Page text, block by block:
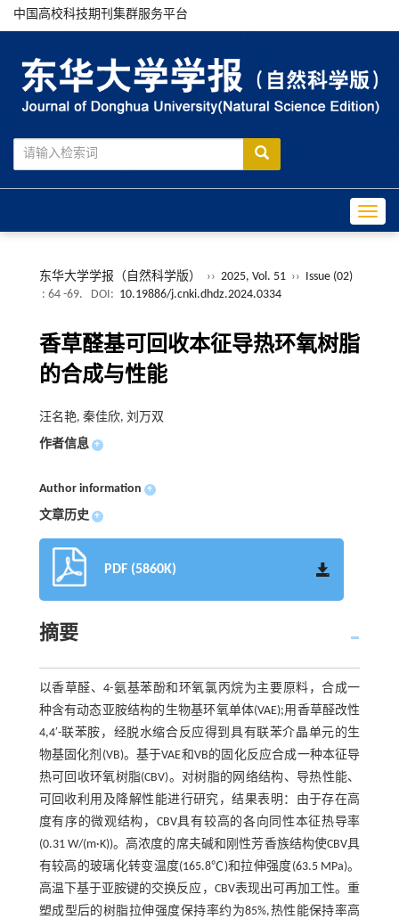
中国高校科技期刊集群服务平台
东华大学学报（自然科学版） ›› 2025, Vol. 51 ›› Issue (02)
: 64 -69.
DOI: 10.19886/j.cnki.dhdz.2024.0334
香草醛基可回收本征导热环氧树脂
的合成与性能
汪名艳, 秦佳欣, 刘万双
作者信息 +
Author information +
文章历史 +
PDF (5860K)
摘要
以香草醛、4-氨基苯酚和环氧氯丙烷为主要原料，合成一
种含有动态亚胺结构的生物基环氧单体(VAE);用香草醛改性
4,4′-联苯胺，经脱水缩合反应得到具有联苯介晶单元的生
物基固化剂(VB)。基于VAE和VB的固化反应合成一种本征导
热可回收环氧树脂(CBV)。对树脂的网络结构、导热性能、
可回收利用及降解性能进行研究，结果表明：由于存在高
度有序的微观结构，CBV具有较高的各向同性本征热导率
(0.31 W/(m·K))。高浓度的席夫碱和刚性芳香族结构使CBV具
有较高的玻璃化转变温度(165.8℃)和拉伸强度(63.5 MPa)。
高温下基于亚胺键的交换反应，CBV表现出可再加工性。重
塑成型后的树脂拉伸强度保持率约为85%,热性能保持率高